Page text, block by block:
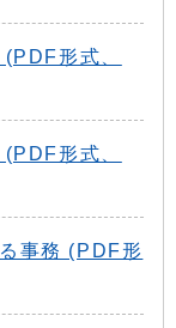
形式、
形式、
事務 (PDF形